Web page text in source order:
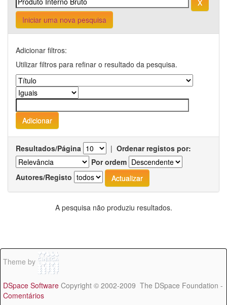
Iniciar uma nova pesquisa
Adicionar filtros:
Utilizar filtros para refinar o resultado da pesquisa.
Resultados/Página | Ordenar registos por:
Por ordem
Autores/Registo
A pesquisa não produziu resultados.
Theme by
DSpace Software Copyright © 2002-2009 The DSpace Foundation -
Comentários